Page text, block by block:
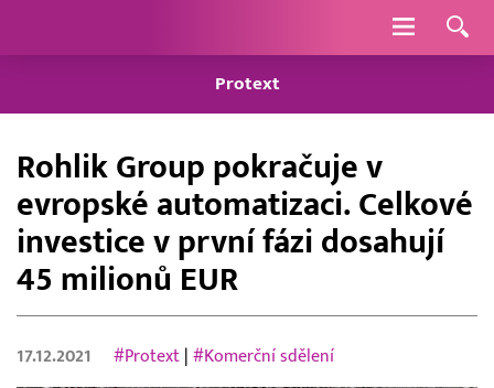
Navigace
Protext
Rohlik Group pokračuje v
evropské automatizaci. Celkové
investice v první fázi dosahují
45 milionů EUR
17.12.2021 #Protext |#Komerční sdělení